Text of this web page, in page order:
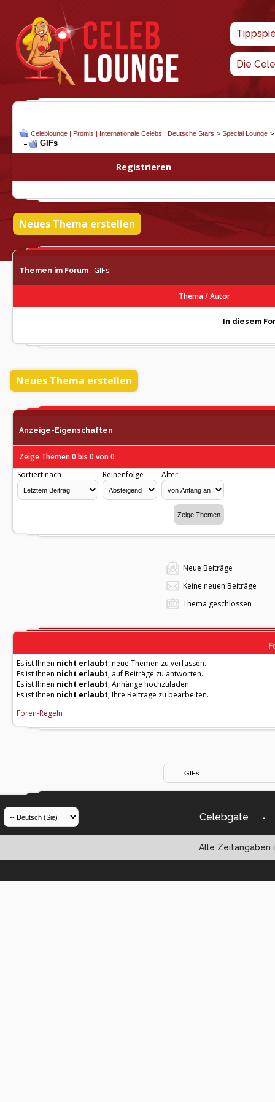
Die
Celeblounge | Promis | Internationale Celebs | Deutsche Stars > Special Lounge >
GIFs
Registrieren
Neues Thema erstellen
Themen im Forum : GIFs
Thema/Autor
In diesem
Neues Thema erstellen
Anzeige-Eigenschaften
Zeige Themen 0 bis 0 von 0
Sortiert nach
Reihenfolge Alter
Neue Beiträge
Keine neuen Beiträge
Thema geschlossen
Es ist Ihnen nicht erlaubt, neue Themen zu verfassen.
Es ist Ihnen nicht erlaubt, auf Beiträge zu antworten.
Es ist Ihnen nicht erlaubt, Anhänge hochzuladen.
Es ist Ihnen nicht erlaubt, Ihre Beiträge zu bearbeiten.
Foren-Regeln
Celebgate -
Alle Zeitangaben